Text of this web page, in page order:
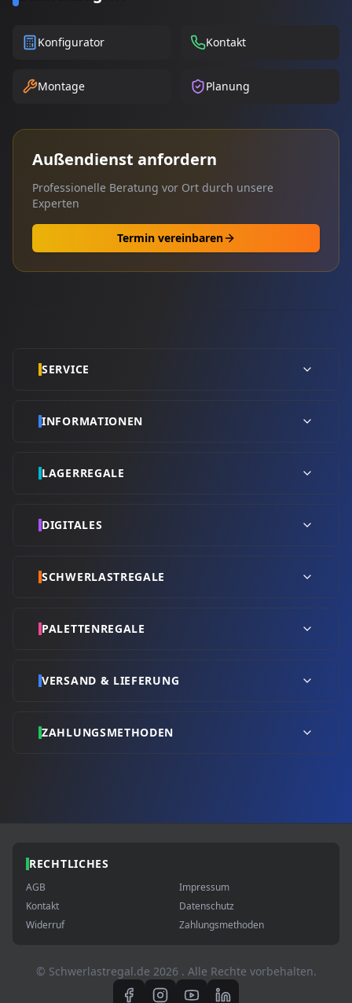
Konfigurator Kontakt
Montage Planung
Außendienst anfordern
Professionelle Beratung vor Ort durch unsere
Experten
Termin vereinbaren
SERVICE
INFORMATIONEN
LAGERREGALE
DIGITALES
SCHWERLASTREGALE
PALETTENREGALE
VERSAND & LIEFERUNG
ZAHLUNGSMETHODEN
RECHTLICHES
AGB
Impressum
Kontakt
Datenschutz
Widerruf
Zahlungsmethoden
© Schwerlastregal.de 2026 . Alle Rechte vorbehalten.